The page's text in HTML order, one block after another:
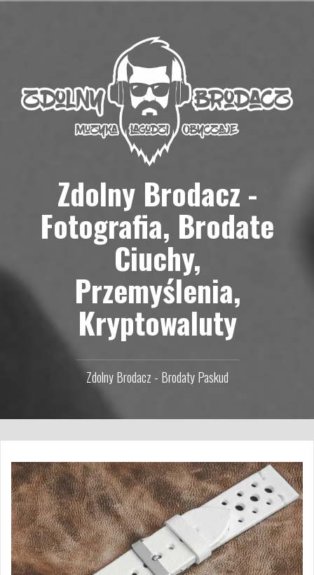
Zdolny Brodacz -
Fotografia, Brodate
Ciuchy,
Przemyślenia,
Kryptowaluty
Zdolny Brodacz - Brodaty Paskud